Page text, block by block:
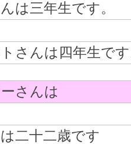
は三年生です。
さんは四年生です
さんは
二十二歳です